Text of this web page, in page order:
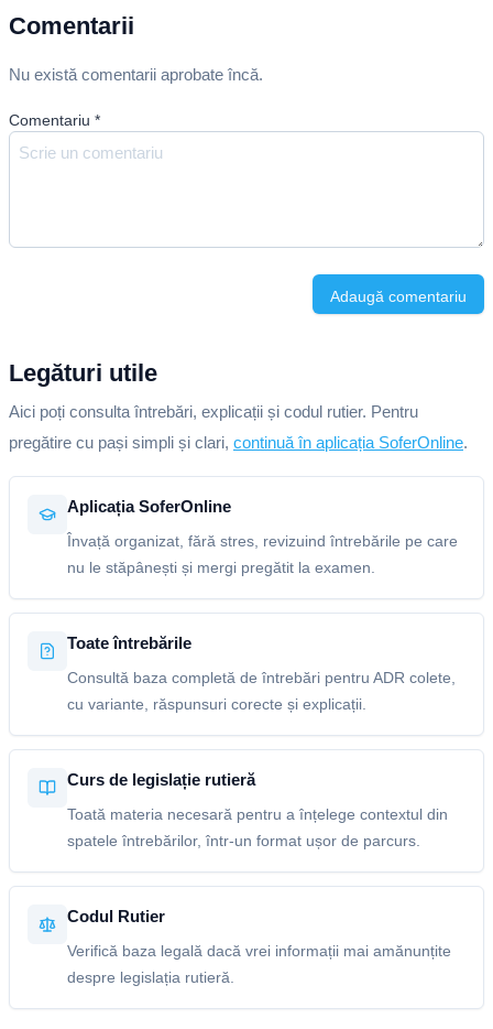
Comentarii
Nu există comentarii aprobate încă.
Comentariu *
Adaugă comentariu
Legături utile
Aici poți consulta întrebări, explicații și codul rutier. Pentru
pregătire cu pași simpli și clari, continuă în aplicația SoferOnline.
Aplicația SoferOnline
Învață organizat, fără stres, revizuind întrebările pe care
nu le stăpânești și mergi pregătit la examen.
Toate întrebările
Consultă baza completă de întrebări pentru ADR colete,
cu variante, răspunsuri corecte și explicații.
Curs de legislație rutieră
Toată materia necesară pentru a înțelege contextul din
spatele întrebărilor, într-un format ușor de parcurs.
Codul Rutier
Verifică baza legală dacă vrei informații mai amănunțite
despre legislația rutieră.